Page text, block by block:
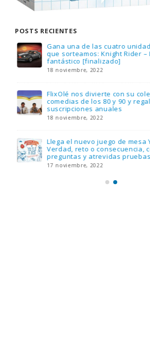
POSTS RECIENTES
Gana una de las cuatro
que sorteamos: Knight Rider –
fantástico [finalizado]
18 noviembre, 2022
FlixOlé nos divierte con su
comedias de los 80 y 90 y
suscripciones anuales
18 noviembre, 2022
Llega el nuevo juego de mesa
Verdad, reto o consecuencia,
preguntas y atrevidas pruebas
17 noviembre, 2022